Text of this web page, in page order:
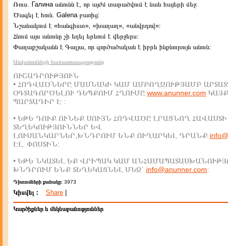
Ռուս. Галина անունն է, որ այժմ տարածվում է նաև հայերի մեջ։
Ծագել է հուն. Galena բառից:
Նշանակում է «հանգիստ», «խաղաղ», «անվրդով»։
Հնում այս անունը չի եղել երևում է վերջերս։
Փաղաքշականն է Գալյա, որ գործածական է իբրև ինքնուրույն անուն։
Անվանումների համառոտագրությունը
ՈՒՇԱԴՐՈՒԹՅՈՒՆ
• ՀՈԴՎԱԾՆԵՐԸ ՄԱՍՆԱԿԻ ԿԱՄ ԱՄԲՈՂՋՈՒԹՅԱՄԲ
ՕԳՏԱԳՈՐԾԵԼՈՒ ԴԵՊՔՈՒՄ ՀՂՈՒՄԸ www.anunner.com
ՊԱՐՏԱԴԻՐ Է :
• ԵԹԵ ԴՈՒՔ ՈՒՆԵՔ ՍՈՒՅՆ ՀՈԴՎԱԾԸ ԼՐԱՑՆՈՂ ՀԱՎԱՍՏԻ
ՏԵՂԵԿՈՒԹՅՈՒՆՆԵՐ ԵՎ
ԼՈՒՍԱՆԿԱՐՆԵՐ,ԽՆԴՐՈՒՄ ԵՆՔ ՈՒՂԱՐԿԵԼ ԴՐԱՆՔ
ԷԼ. ՓՈՍՏԻՆ:
• ԵԹԵ ՆԿԱՏԵԼ ԵՔ ՎՐԻՊԱԿ ԿԱՄ
ԽՆԴՐՈՒՄ ԵՆՔ ՏԵՂԵԿԱՑՆԵԼ ՄԵԶ` info@anunner.com:
Դիտումների քանակը: 3973
Կիսվել : Share
Կարծիքներ և մեկնաբանություններ